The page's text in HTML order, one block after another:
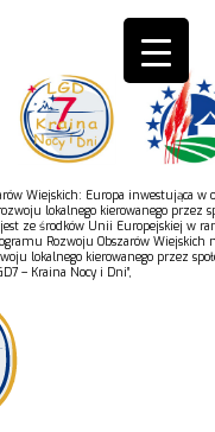
Wiejskich: Europa inwestująca w
lokalnego kierowanego przez
ze środków Unii Europejskiej w
Rozwoju Obszarów Wiejskich
lokalnego kierowanego przez
– Kraina Nocy i Dni”,